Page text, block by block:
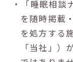
・「睡眠相談
を随時掲載
を処方する
「当社」）